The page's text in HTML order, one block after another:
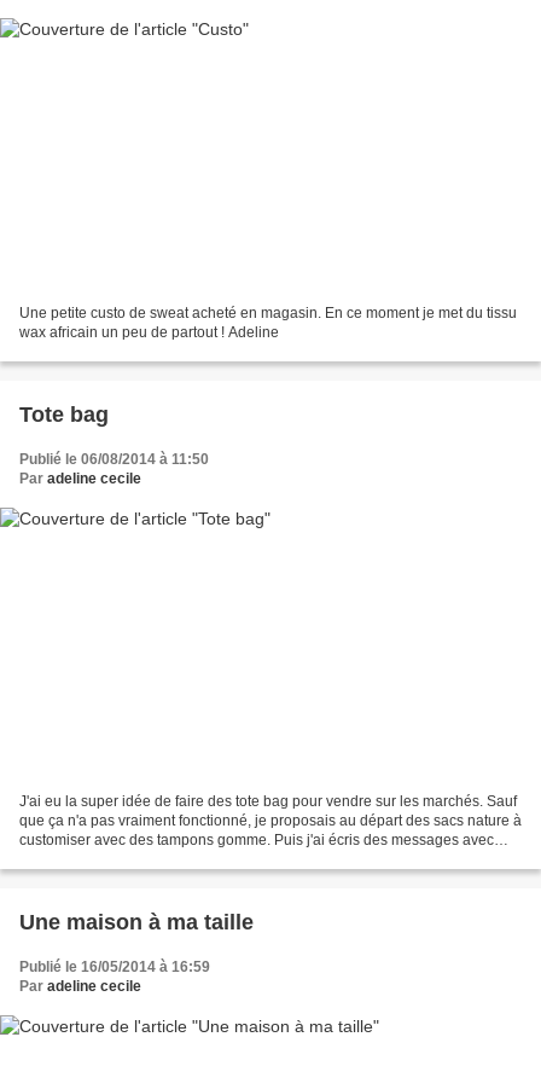
Une petite custo de sweat acheté en magasin. En ce moment je met du tissu
wax africain un peu de partout ! Adeline
Tote bag
Publié le 06/08/2014 à 11:50
Par adeline cecile
J'ai eu la super idée de faire des tote bag pour vendre sur les marchés. Sauf
que ça n'a pas vraiment fonctionné, je proposais au départ des sacs nature à
customiser avec des tampons gomme. Puis j'ai écris des messages avec
Une maison à ma taille
Publié le 16/05/2014 à 16:59
Par adeline cecile